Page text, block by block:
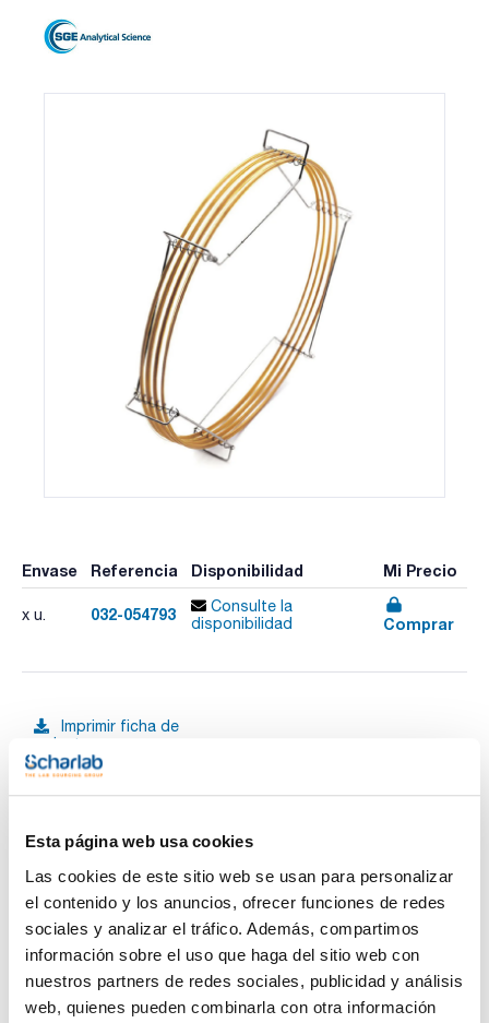
Esta página web usa cookies
Las cookies de este sitio web se usan para personalizar
el contenido y los anuncios, ofrecer funciones de redes
sociales y analizar el tráfico. Además, compartimos
información sobre el uso que haga del sitio web con
nuestros partners de redes sociales, publicidad y análisis
web, quienes pueden combinarla con otra información
Envase Referencia Disponibilidad Mi Precio
x u. 032-054793
Consulte la
disponibilidad
Comprar
Imprimir ficha de
producto
Características
Fase : SolGel-1ms
Diámetro interno (mm) : 0,25
Longitud (m) : 60
Límite temperatura (ºC) : 0 a 340/360
Fase: 100% Dimetil Polisiloxano en una matriz Sol-Gel.
Fase robusta, inerte, para alta temperatura, no polar para
GC/MS.
- Muy inerte
- Menos sangrado: mejor identificación librería MS
- Menos sangrado: menor mantenimiento de la fuente iónica
- Menos sangrado: mejor sensibilidad
Ver más
Documentación técnica
TDS / Ficha técnica
COA